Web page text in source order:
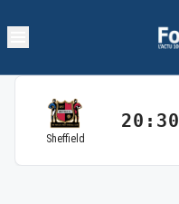
Sheffield
20:30